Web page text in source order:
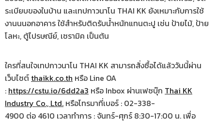
ระเบียบของในบ้าน และเทปกาวนาโน THAI KK ยังเหมาะกับการใช้
งานนนอกอาคาร ใช้สำหรับติดรับน้ำหนักแทนตะปู เช่น ป้ายไม้, ป้าย
โลหะ, ตู้ไปรษณีย์, เซรามิค เป็นต้น
ใครที่สนใจเทปกาวนาโน THAI KK สามารถสั่งซื้อได้แล้ววันนี้ผ่าน
เว็บไซต์ thaikk.co.th หรือ Line OA
: https://cstu.io/6dd2a3 หรือ Inbox ผ่านเฟซบุ๊ก Thai KK
Industry Co., Ltd. หรือโทรมาที่เบอร์ : 02-338-
4900 ต่อ 4610 เวลาทำการ : จันทร์-ศุกร์ 8:30-17:00 น. เพื่อ